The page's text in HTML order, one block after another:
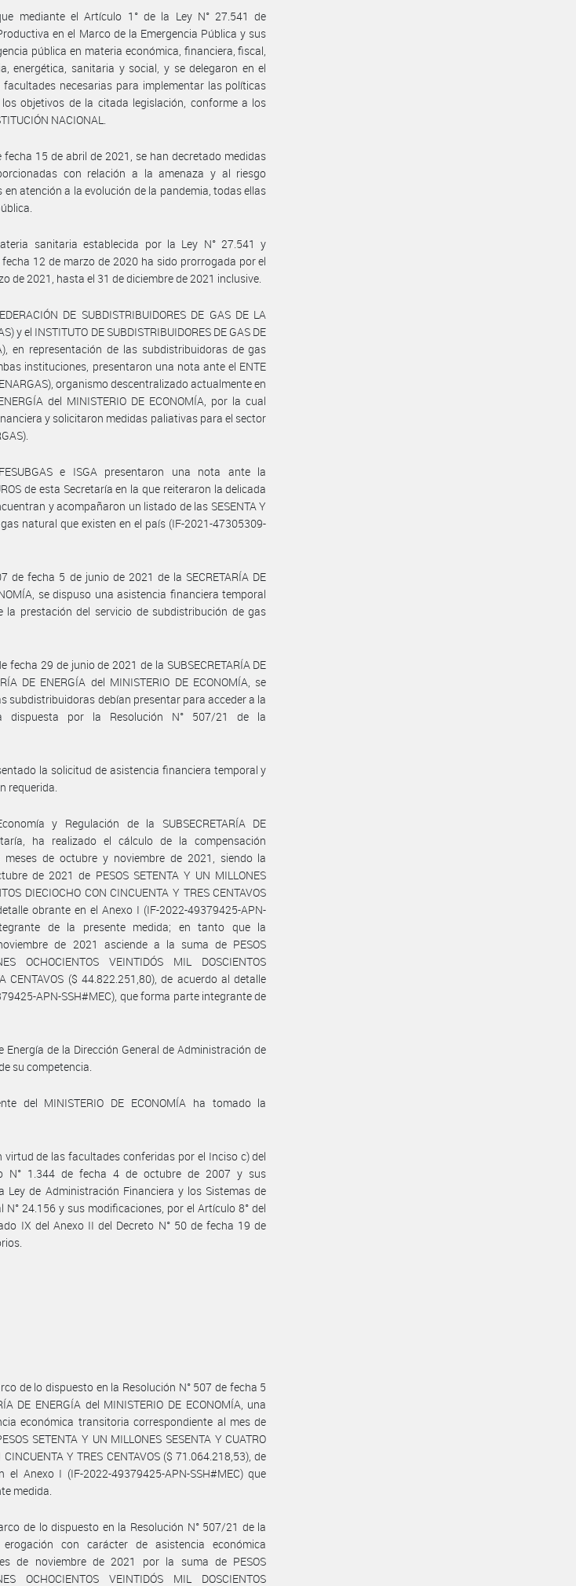
mediante el Artículo 1° de la Ley N° 27.541 de
en el Marco de la Emergencia Pública y sus
pública en materia económica, financiera, fiscal,
energética, sanitaria y social, y se delegaron en el
facultades necesarias para implementar las políticas
objetivos de la citada legislación, conforme a los
NACIONAL.
fecha 15 de abril de 2021, se han decretado medidas
con relación a la amenaza y al riesgo
atención a la evolución de la pandemia, todas ellas
sanitaria establecida por la Ley N° 27.541 y
12 de marzo de 2020 ha sido prorrogada por el
de 2021, hasta el 31 de diciembre de 2021 inclusive.
DE SUBDISTRIBUIDORES DE GAS DE LA
y el INSTITUTO DE SUBDISTRIBUIDORES DE GAS DE
en representación de las subdistribuidoras de gas
instituciones, presentaron una nota ante el ENTE
organismo descentralizado actualmente en
del MINISTERIO DE ECONOMÍA, por la cual
y solicitaron medidas paliativas para el sector
e ISGA presentaron una nota ante la
de esta Secretaría en la que reiteraron la delicada
y acompañaron un listado de las SESENTA Y
natural que existen en el país (IF-2021-47305309-
de fecha 5 de junio de 2021 de la SECRETARÍA DE
se dispuso una asistencia financiera temporal
prestación del servicio de subdistribución de gas
fecha 29 de junio de 2021 de la SUBSECRETARÍA DE
DE ENERGÍA del MINISTERIO DE ECONOMÍA, se
subdistribuidoras debían presentar para acceder a la
dispuesta por la Resolución N° 507/21 de la
la solicitud de asistencia financiera temporal y
requerida.
y Regulación de la SUBSECRETARÍA DE
ha realizado el cálculo de la compensación
de octubre y noviembre de 2021, siendo la
de 2021 de PESOS SETENTA Y UN MILLONES
DIECIOCHO CON CINCUENTA Y TRES CENTAVOS
obrante en el Anexo I (IF-2022-49379425-APN-
de la presente medida; en tanto que la
de 2021 asciende a la suma de PESOS
OCHOCIENTOS VEINTIDÓS MIL DOSCIENTOS
CENTAVOS ($ 44.822.251,80), de acuerdo al detalle
APN-SSH#MEC), que forma parte integrante de
Energía de la Dirección General de Administración de
su competencia.
del MINISTERIO DE ECONOMÍA ha tomado la
virtud de las facultades conferidas por el Inciso c) del
N° 1.344 de fecha 4 de octubre de 2007 y sus
Ley de Administración Financiera y los Sistemas de
24.156 y sus modificaciones, por el Artículo 8° del
IX del Anexo II del Decreto N° 50 de fecha 19 de
de lo dispuesto en la Resolución N° 507 de fecha 5
DE ENERGÍA del MINISTERIO DE ECONOMÍA, una
económica transitoria correspondiente al mes de
SETENTA Y UN MILLONES SESENTA Y CUATRO
CINCUENTA Y TRES CENTAVOS ($ 71.064.218,53), de
Anexo I (IF-2022-49379425-APN-SSH#MEC) que
medida.
de lo dispuesto en la Resolución N° 507/21 de la
erogación con carácter de asistencia económica
de noviembre de 2021 por la suma de PESOS
OCHOCIENTOS VEINTIDÓS MIL DOSCIENTOS